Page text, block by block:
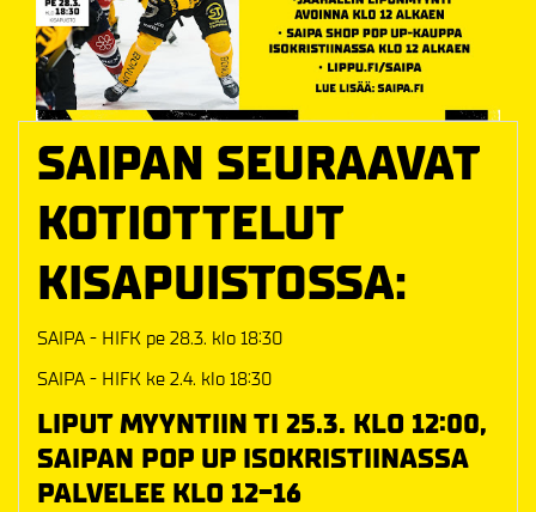
SAIPAN SEURAAVAT
KOTIOTTELUT
KISAPUISTOSSA:
SAIPA - HIFK pe 28.3. klo 18:30
SAIPA - HIFK ke 2.4. klo 18:30
LIPUT MYYNTIIN TI 25.3. KLO 12:00,
SAIPAN POP UP ISOKRISTIINASSA
PALVELEE KLO 12-16